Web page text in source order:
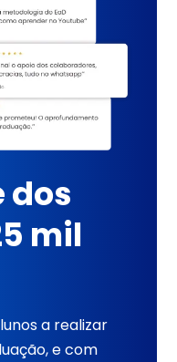
dos
mil
a realizar
e com